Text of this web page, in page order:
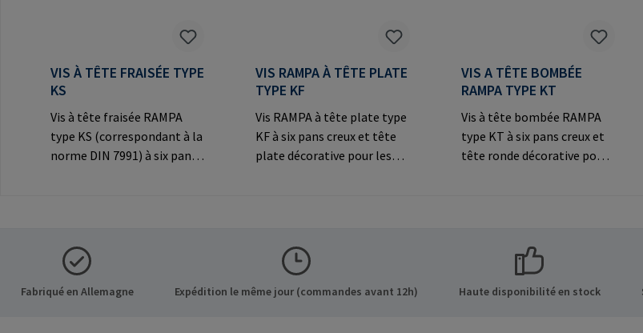
VIS À TÊTE FRAISÉE TYPE
KS
Vis à tête fraisée RAMPA
type KS (correspondant à la
norme DIN 7991) à six pans
fabricant: RAMPA GmbH &
Co. KG Auf der Heide 8 21514
Büchen Germany E-Mail:
VIS RAMPA À TÊTE PLATE
TYPE KF
Vis RAMPA à tête plate type
KF à six pans creux et tête
plate décorative pour les
Büchen Germany E-Mail:
mail@rampa.com
VIS A TÊTE BOMBÉE
RAMPA TYPE KT
Vis à tête bombée RAMPA
type KT à six pans creux et
tête ronde décorative pour
Büchen Germany E-Mail:
mail@rampa.com
Fabriqué en Allemagne Expédition le même jour (commandes avant 12h) Haute disponibilité en stock